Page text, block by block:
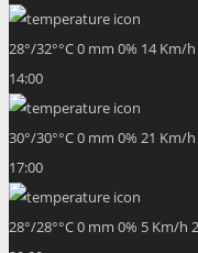
28°/32°°C0 mm 0% 14 Km/h
14:00
30°/30°°C0 mm 0% 21 Km/h
17:00
28°/28°°C0 mm 0% 5 Km/h